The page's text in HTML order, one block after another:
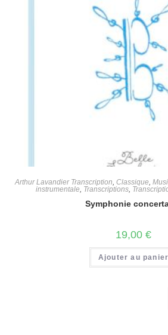
Arthur Lavandier Transcription Classique
instrumentale Transcriptions
Symphonie
19,00 €
Ajouter au panier